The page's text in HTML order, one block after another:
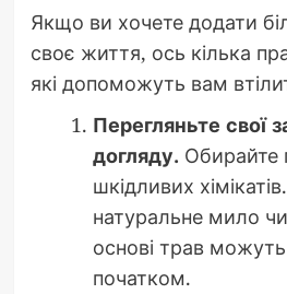
Якщо ви хочете додати
своє життя, ось кілька
які допоможуть вам
Перегляньте свої
догляду. Обирайте
шкідливих
натуральне мило
основі трав
початком.